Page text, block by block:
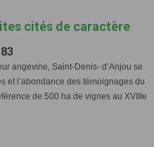
cités de caractère
angevine, Saint-Denis- d’Anjou se
et l’abondance des témoignages du
de 500 ha de vignes au XVIIIe